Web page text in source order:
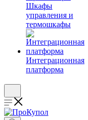
Шкафы
управления и
термошкафы
Интеграционная
платформа